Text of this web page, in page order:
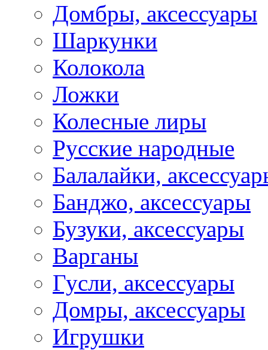
Домбры, аксессуары
Шаркунки
Колокола
Ложки
Колесные лиры
Русские народные
Балалайки,
Банджо, аксессуары
Бузуки, аксессуары
Варганы
Гусли, аксессуары
Домры, аксессуары
Игрушки